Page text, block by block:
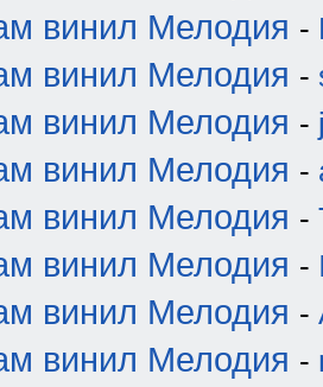
винил Мелодия -
винил Мелодия -
винил Мелодия -
винил Мелодия -
винил Мелодия -
винил Мелодия -
винил Мелодия -
винил Мелодия -